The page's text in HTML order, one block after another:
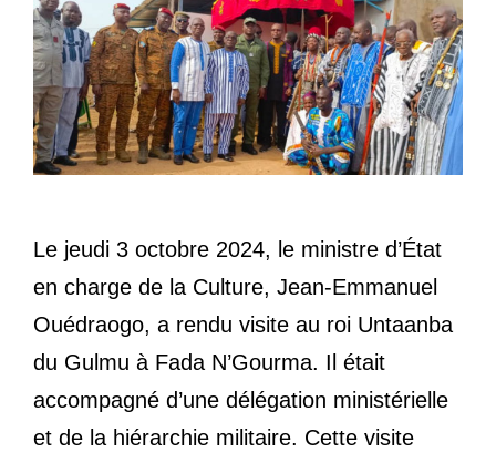
Le jeudi 3 octobre 2024, le ministre d’État
en charge de la Culture, Jean-Emmanuel
Ouédraogo, a rendu visite au roi Untaanba
du Gulmu à Fada N’Gourma. Il était
accompagné d’une délégation ministérielle
et de la hiérarchie militaire. Cette visite